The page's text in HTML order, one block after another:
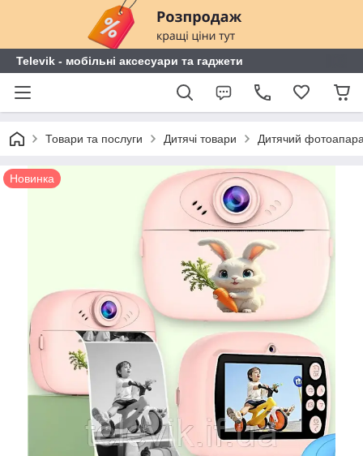
Televik - мобільні аксесуари та гаджети
Товари та послуги Дитячі товари Дитячий
Новинка